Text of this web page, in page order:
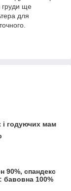
груди ще
для
і годуючих мам
90%, спандекс
бавовна 100%